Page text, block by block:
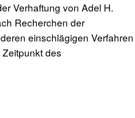
Verhaftung von Adel H.
Recherchen der
einschlägigen Verfahren
des